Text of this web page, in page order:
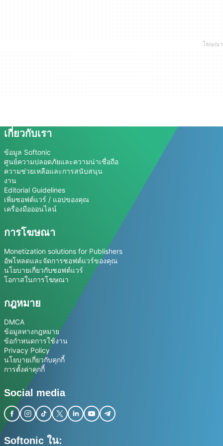
เกี่ยวกับเรา
ข้อมูล Softonic
ศูนย์ความปลอดภัยและความน่าเชื่อถือ
ความช่วยเหลือและการสนับสนุน
งาน
Editorial Guidelines
เพิ่มซอฟต์แวร์ / แอปของคุณ
เครื่องมือออนไลน์
การโฆษณา
Monetization solutions for Publishers
อัพโหลดและจัดการซอฟต์แวร์ของคุณ
นโยบายเกี่ยวกับซอฟต์แวร์
โอกาสในการโฆษณา
กฎหมาย
DMCA
ข้อมูลทางกฎหมาย
ข้อกำหนดการใช้งาน
Privacy Policy
นโยบายเกี่ยวกับคุกกี้
การตั้งค่าคุกกี้
Social media
Softonic ใน: